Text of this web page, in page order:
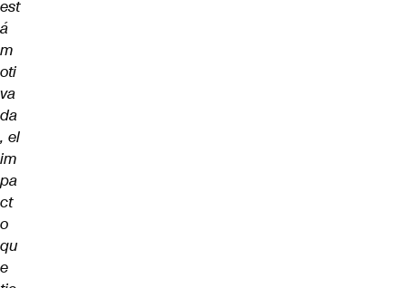
est
á
m
oti
va
da
, el
im
pa
ct
o
qu
e